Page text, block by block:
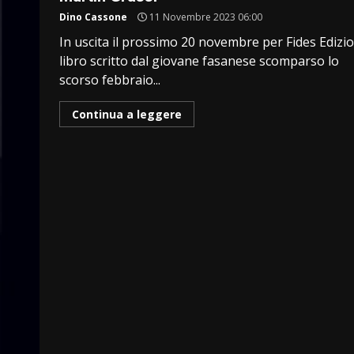
Dino Cassone 11 Novembre 2023 06:00
In uscita il prossimo 20 novembre per Fides
libro scritto dal giovane fasanese scomparso lo
scorso febbraio...
Continua a leggere